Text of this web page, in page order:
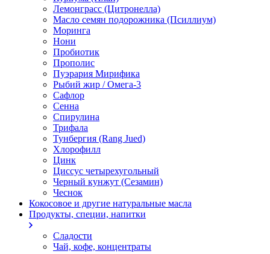
Лемонграсс (Цитронелла)
Масло семян подорожника (Псиллиум)
Моринга
Нони
Пробиотик
Прополис
Пуэрария Мирифика
Рыбий жир / Омега-3
Сафлор
Сенна
Спирулина
Трифала
Тунбергия (Rang Jued)
Хлорофилл
Цинк
Циссус четырехугольный
Черный кунжут (Сезамин)
Чеснок
Кокосовое и другие натуральные масла
Продукты, специи, напитки
Сладости
Чай, кофе, концентраты